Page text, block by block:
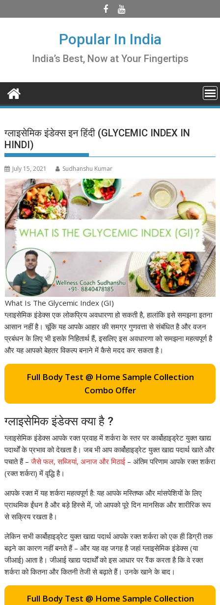
to
Popular In India
India’s Best, Now at Your Fingertips
ग्लाइसेमिक इंडेक्स इन हिंदी (GLYCEMIC INDEX IN
HINDI)
July 15, 2021 Sudhanshu Kumar
What Is The Glycemic Index (GI)
ग्लाइसेमिक इंडेक्स एक लोकप्रिय अवधारणा हो सकती है, हालांकि इसे समझना इतना
आसान नहीं है। चूंकि यह आपके आहार की समग्र गुणवत्ता से संबंधित है और वजन
प्रबंधन के लिए भी इसके निहितार्थ हैं, इसलिए इस अवधारणा को समझना महत्वपूर्ण है
और यह आपको बेहतर विकल्प बनाने में कैसे मदद कर सकता है।
Full Body Test @ Home Sample Collection
Combo Offer
ग्लाइसेमिक इंडेक्स क्या है ?
ग्लाइसेमिक इंडेक्स आपके रक्त प्रवाह में शर्करा के स्तर पर कार्बोहाइड्रेट युक्त खाद्य
पदार्थों के प्रभाव को देखता है। जब भी आप कार्बोहाइड्रेट युक्त खाद्य पदार्थ खाते और
पचाते हैं –जैसे फल, सब्जियां, अनाज और मिठाई – अंतिम परिणाम आपके रक्त शर्करा
(रक्त शर्करा) में वृद्धि है।
आपके रक्त में यह शर्करा महत्वपूर्ण है: यह आपके मस्तिष्क और मांसपेशियों के लिए
प्राथमिक ईंधन है और बड़े हिस्से में, जो आपको पूरे दिन मानसिक और शारीरिक रूप
से सक्रिय रखता है।
लेकिन सभी कार्बोहाइड्रेट युक्त खाद्य पदार्थ आपके रक्त शर्करा को एक ही डिग्री तक
बढ़ने का कारण नहीं बनते हैं – और यह वह जगह है जहां ग्लाइसेमिक इंडेक्स (या
जीआई) आता है। जीआई खाद्य पदार्थों को इस आधार पर रैंक करता है कि वे रक्त
शर्करा को कितना और कितनी तेजी से बढ़ाते हैं। उनके खाने के बाद।
Full Body Test @ Home Sample Collection